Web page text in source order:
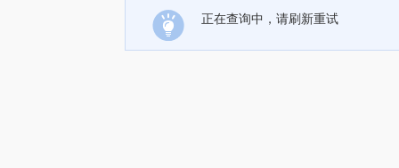
正在查询中，请刷新重试